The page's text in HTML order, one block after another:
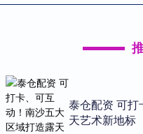
泰仓配资 可
天艺术新地标